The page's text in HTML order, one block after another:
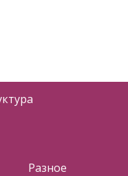
Разное